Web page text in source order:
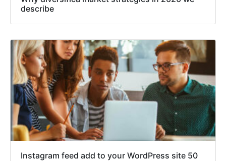
describe
Instagram feed add to your WordPress site 50